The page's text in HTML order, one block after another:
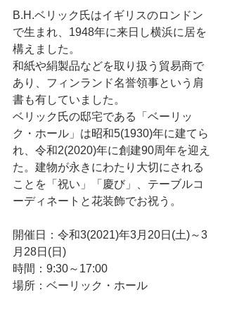
B.H.ベリック氏はイギリスのロンドン
で生まれ、1948年に来日し横浜に居を
構えました。
和紙や絹製品などを取り扱う貿易商で
あり、フィンランド名誉領事という肩
書も有していました。
ベリック氏の邸宅である「ベーリッ
ク・ホール」は昭和5(1930)年に建てら
れ、令和2(2020)年に創建90周年を迎え
た。建物が永きにわたり大切にされる
ことを「祝い」「慶び」、テーブルコ
ーディネートと花装飾でお祝う。
開催日：令和3(2021)年3月20日(土)～3
月28日(日)
時間：9:30～17:00
場所：ベーリック・ホール